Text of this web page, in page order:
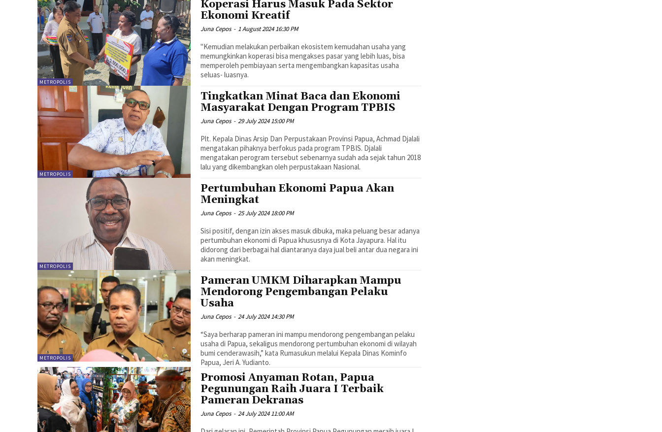
METROPOLIS
Koperasi Harus Masuk Pada Sektor
Ekonomi Kreatif
Juna Cepos - 1 August 2024 16:30 PM
"Kemudian melakukan perbaikan ekosistem kemudahan usaha yang
memungkinkan koperasi bisa mengakses pasar yang lebih luas, bisa
memperoleh pembiayaan serta mengembangkan kapasitas usaha
seluas- luasnya.
METROPOLIS
Tingkatkan Minat Baca dan Ekonomi
Masyarakat Dengan Program TPBIS
Juna Cepos - 29 July 2024 15:00 PM
Plt. Kepala Dinas Arsip Dan Perpustakaan Provinsi Papua, Achmad Djalali
mengatakan pihaknya berfokus pada program TPBIS. Djalali
mengatakan perogram tersebut sebenarnya sudah ada sejak tahun 2018
lalu yang dikembangkan oleh perpustakaan Nasional.
METROPOLIS
Pertumbuhan Ekonomi Papua Akan
Meningkat
Juna Cepos - 25 July 2024 18:00 PM
Sisi positif, dengan izin akses masuk dibuka, maka peluang besar adanya
pertumbuhan ekonomi di Papua khususnya di Kota Jayapura. Hal itu
didorong dari berbagai hal diantaranya daya jual beli antar dua negara ini
akan meningkat.
METROPOLIS
Pameran UMKM Diharapkan Mampu
Mendorong Pengembangan Pelaku
Usaha
Juna Cepos - 24 July 2024 14:30 PM
“Saya berharap pameran ini mampu mendorong pengembangan pelaku
usaha di Papua, sekaligus mendorong pertumbuhan ekonomi di wilayah
bumi cenderawasih,” kata Rumasukun melalui Kepala Dinas Kominfo
Papua, Jeri A. Yudianto.
Promosi Anyaman Rotan, Papua
Pegunungan Raih Juara I Terbaik
Pameran Dekranas
Juna Cepos - 24 July 2024 11:00 AM